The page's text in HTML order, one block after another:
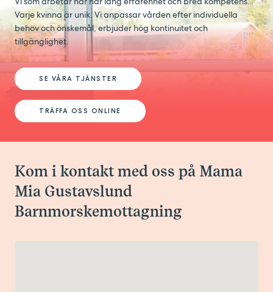
Varje kvinna är unik. Vi anpassar vården efter individuella
behov och önskemål, erbjuder hög kontinuitet och
tillgänglighet.
SE VÅRA TJÄNSTER
TRÄFFA OSS ONLINE
Kom i kontakt med oss på Mama
Mia Gustavslund
Barnmorskemottagning